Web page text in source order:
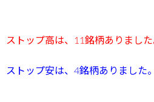
ストップ高は、11 銘柄ありました
ストップ安は、4銘柄ありました。